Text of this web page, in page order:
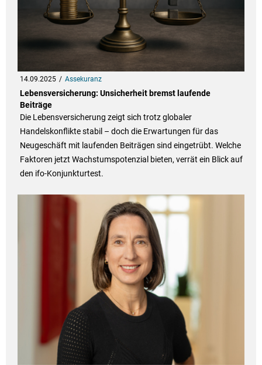
14.09.2025 Assekuranz
Lebensversicherung: Unsicherheit bremst laufende
Beiträge
Die Lebensversicherung zeigt sich trotz globaler
Handelskonflikte stabil – doch die Erwartungen für das
Neugeschäft mit laufenden Beiträgen sind eingetrübt. Welche
Faktoren jetzt Wachstumspotenzial bieten, verrät ein Blick auf
den ifo-Konjunkturtest.